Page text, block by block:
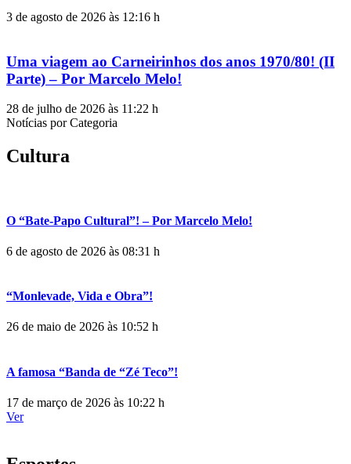
3 de agosto de 2026 às 12:16 h
Uma viagem ao Carneirinhos dos anos 1970/80! (II
Parte) – Por Marcelo Melo!
28 de julho de 2026 às 11:22 h
Notícias por Categoria
Cultura
O “Bate-Papo Cultural”! – Por Marcelo Melo!
6 de agosto de 2026 às 08:31 h
“Monlevade, Vida e Obra”!
26 de maio de 2026 às 10:52 h
A famosa “Banda de “Zé Teco”!
17 de março de 2026 às 10:22 h
Ver